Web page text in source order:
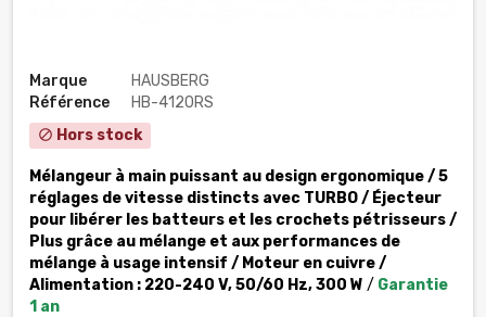
Marque
HAUSBERG
Référence
HB-4120RS
block Hors stock
Mélangeur à main puissant au design ergonomique / 5
réglages de vitesse distincts avec TURBO / Éjecteur
pour libérer les batteurs et les crochets pétrisseurs /
Plus grâce au mélange et aux performances de
mélange à usage intensif / Moteur en cuivre /
Alimentation : 220-240 V, 50/60 Hz, 300 W / Garantie
1 an